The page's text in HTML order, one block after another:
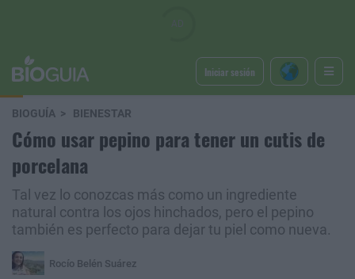
Iniciar sesión
BIOGUÍA BIENESTAR
Cómo usar pepino para tener un cutis de
porcelana
Tal vez lo conozcas más como un ingrediente
natural contra los ojos hinchados, pero el pepino
también es perfecto para dejar tu piel como nueva.
Rocío Belén Suárez